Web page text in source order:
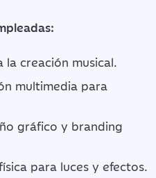
la creación musical.
multimedia para
gráfico y branding
para luces y efectos.